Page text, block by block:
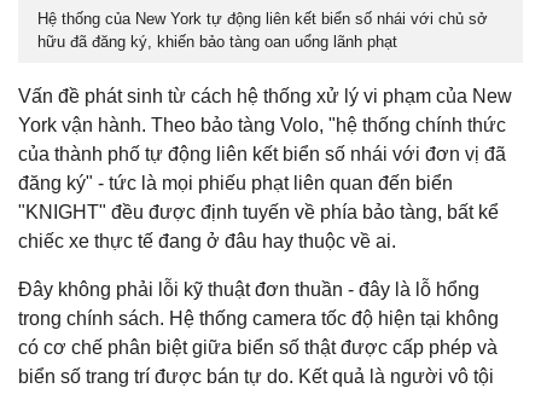
Hệ thống của New York tự động liên kết biển số nhái với chủ sở
hữu đã đăng ký, khiến bảo tàng oan uổng lãnh phạt
Vấn đề phát sinh từ cách hệ thống xử lý vi phạm của New
York vận hành. Theo bảo tàng Volo, "hệ thống chính thức
của thành phố tự động liên kết biển số nhái với đơn vị đã
đăng ký" - tức là mọi phiếu phạt liên quan đến biển
"KNIGHT" đều được định tuyến về phía bảo tàng, bất kể
chiếc xe thực tế đang ở đâu hay thuộc về ai.
Đây không phải lỗi kỹ thuật đơn thuần - đây là lỗ hổng
trong chính sách. Hệ thống camera tốc độ hiện tại không
có cơ chế phân biệt giữa biển số thật được cấp phép và
biển số trang trí được bán tự do. Kết quả là người vô tội